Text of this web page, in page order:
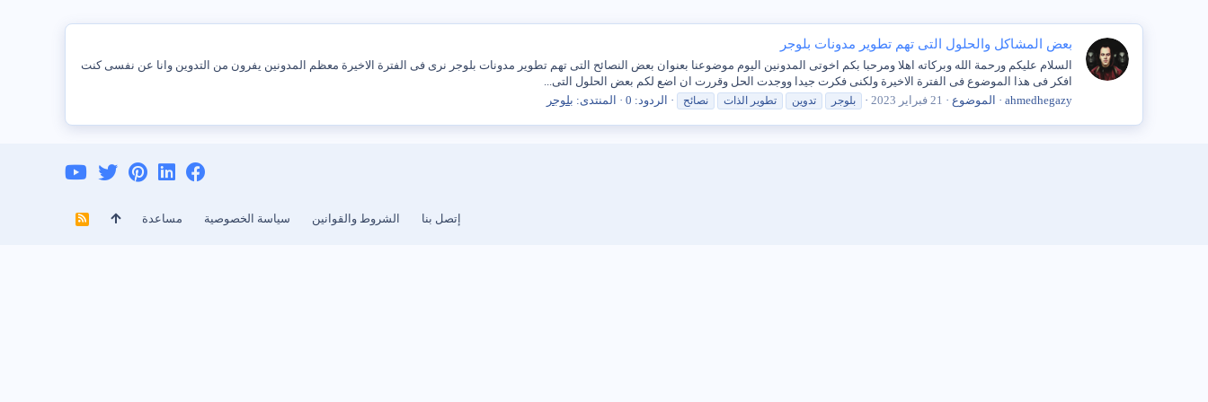
بعض المشاكل والحلول التى تهم تطوير مدونات بلوجر
السلام عليكم ورحمة الله وبركاته اهلا ومرحبا بكم اخوتى المدونين اليوم موضوعنا بعنوان بعض النصائح التى تهم تطوير مدونات بلوجر نرى فى الفترة الاخيرة معظم المدونين يفرون من التدوين وانا عن نفسى كنت
افكر فى هذا الموضوع فى الفترة الاخيرة ولكنى فكرت جيدا ووجدت الحل وقررت ان اضع لكم بعض الحلول التى...
ahmedhegazy
الموضوع 21 فبراير 2023 بلوجر تدوين تطوير الذات نصائح الردود: 0 المنتدى: بلوجر
إتصل بنا الشروط والقوانين سياسة الخصوصية مساعدة
R